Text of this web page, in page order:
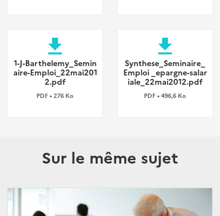
file_download
1-J-Barthelemy_Semin
aire-Emploi_22mai201
2.pdf
PDF • 276 Ko
file_download
Synthese_Seminaire_
Emploi _epargne-salar
iale_22mai2012.pdf
PDF • 496,6 Ko
Sur le même sujet